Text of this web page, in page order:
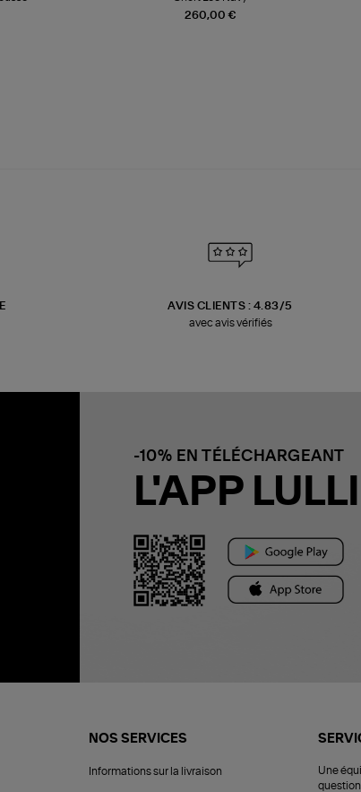
260,00 €
AVIS CLIENTS : 4.83/5
avec avis vérifiés
-10% EN TÉLÉCHARGEANT
L'APP LULLI
NOS SERVICES
Informations sur la livraison
Une